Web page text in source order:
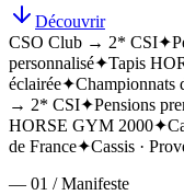
Découvrir
CSO Club → 2* CSI✦
personnalisé✦Tapis
éclairée✦Championnats
→ 2* CSI✦Pensions
HORSE GYM 2000✦
de France✦Cassis ·
— 01 / Manifeste